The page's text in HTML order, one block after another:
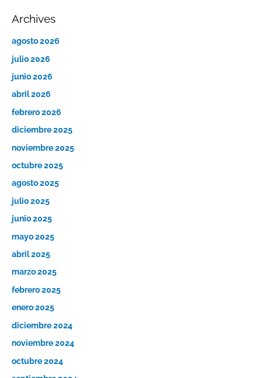
Archives
agosto 2026
julio 2026
junio 2026
abril 2026
febrero 2026
diciembre 2025
noviembre 2025
octubre 2025
agosto 2025
julio 2025
junio 2025
mayo 2025
abril 2025
marzo 2025
febrero 2025
enero 2025
diciembre 2024
noviembre 2024
octubre 2024